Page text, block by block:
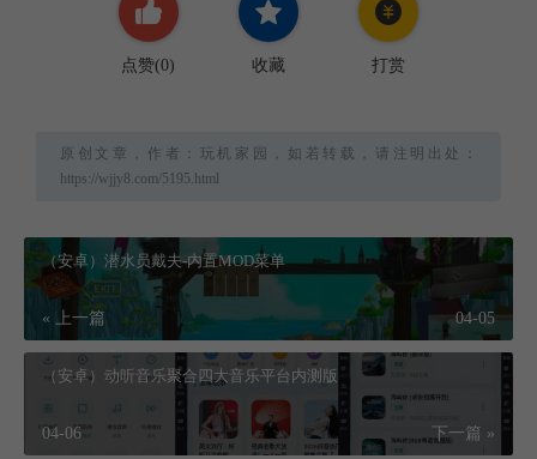
点赞(0) 收藏 打赏
原创文章，作者：玩机家园，如若转载，请注明出处：
https://wjjy8.com/5195.html
（安卓）潜水员戴夫-内置MOD菜单
« 上一篇 04-05
（安卓）动听音乐聚合四大音乐平台内测版
下一篇 »
04-06